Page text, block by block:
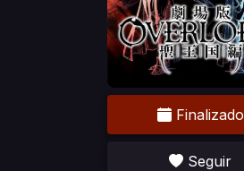
Finalizado
Seguir